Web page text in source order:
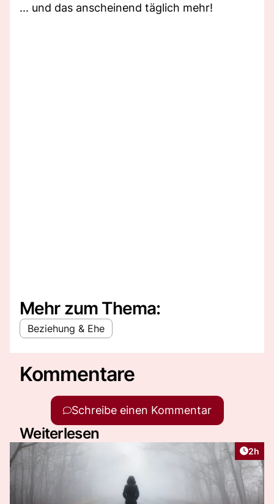
... und das anscheinend täglich mehr!
Mehr zum Thema:
Beziehung & Ehe
Kommentare
Schreibe einen Kommentar
Weiterlesen
2h